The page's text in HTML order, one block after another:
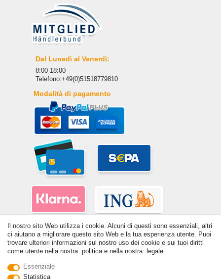
Il nostro sito Web utilizza i cookie. Alcuni di questi sono essenziali, altri
ci aiutano a migliorare questo sito Web e la tua esperienza utente. Puoi
trovare ulteriori informazioni sul nostro uso dei cookie e sui tuoi diritti
come utente nella nostra: politica e nella nostra: legale.
Essenziale
Statistica
Dal Lunedì al Venerdì:
8:00-18:00
Telefono:+49(0)51518779810
Modalità di pagamento
© Copyright 2026 | Tutti i diritti riservati. - Tutti i diritti riservati. Prezzi